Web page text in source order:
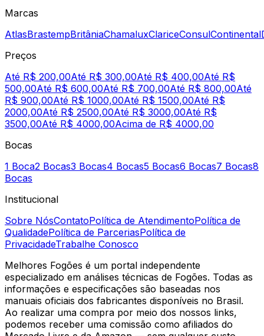
Marcas
AtlasBrastempBritâniaChamaluxClariceConsulContinental
Preços
Até R$ 200,00Até R$ 300,00Até R$ 400,00Até R$
500,00Até R$ 600,00Até R$ 700,00Até R$ 800,00Até
R$ 900,00Até R$ 1000,00Até R$ 1500,00Até R$
2000,00Até R$ 2500,00Até R$ 3000,00Até R$
3500,00Até R$ 4000,00Acima de R$ 4000,00
Bocas
1 Boca2 Bocas3 Bocas4 Bocas5 Bocas6 Bocas7 Bocas8
Bocas
Institucional
Sobre NósContatoPolítica de AtendimentoPolítica de
QualidadePolítica de ParceriasPolítica de
PrivacidadeTrabalhe Conosco
Melhores Fogões é um portal independente
especializado em análises técnicas de Fogões. Todas as
informações e especificações são baseadas nos
manuais oficiais dos fabricantes disponíveis no Brasil.
Ao realizar uma compra por meio dos nossos links,
podemos receber uma comissão como afiliados do